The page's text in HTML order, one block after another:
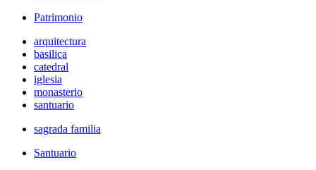
Patrimonio
arquitectura
basilica
catedral
iglesia
monasterio
santuario
sagrada familia
Santuario